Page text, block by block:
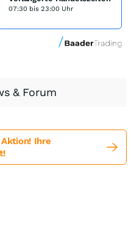
07:30 bis 23:00 Uhr
& Forum
Aktion! Ihre